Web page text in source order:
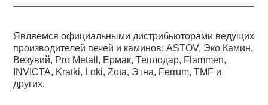
Являемся официальными дистрибьюторами ведущих
производителей печей и каминов: ASTOV, Эко Камин,
Везувий, Pro Metall, Ермак, Теплодар, Flammen,
INVICTA, Kratki, Loki, Zota, Этна, Ferrum, TMF и
других.